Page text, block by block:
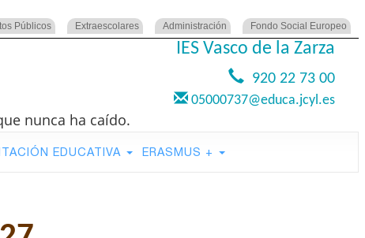
Públicos Extraescolares Administración Fondo Social Europeo
IES Vasco de la Zarza
920 22 73 00
05000737@educa.jcyl.es
nunca ha caído.
EDUCATIVA ERASMUS +